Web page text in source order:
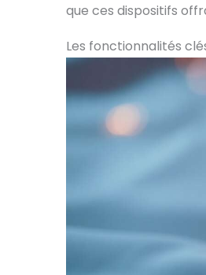
que ces dispositifs
Les fonctionnalités